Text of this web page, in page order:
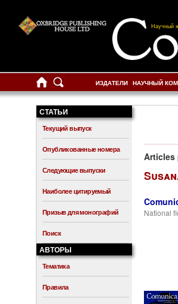
Научный
ИЗДАТЕЛИ НАУЧНЫЙ
СТАТЬИ
Текущий выпуск
Опубликованные номера
Следующие выпуски
Наиболее цитируемый
Призыв для монографий
Поиск
АВТОРЫ
Тематика
Правила
Articles
National